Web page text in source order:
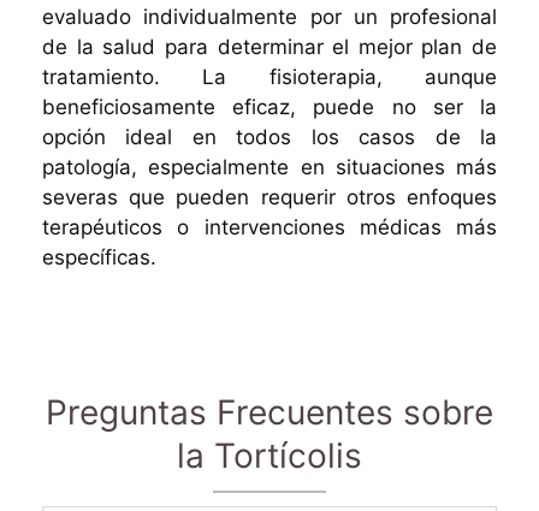
evaluado individualmente por un profesional
de la salud para determinar el mejor plan de
tratamiento. La fisioterapia, aunque
beneficiosamente eficaz, puede no ser la
opción ideal en todos los casos de la
patología, especialmente en situaciones más
severas que pueden requerir otros enfoques
terapéuticos o intervenciones médicas más
específicas.
Preguntas Frecuentes sobre
la Tortícolis